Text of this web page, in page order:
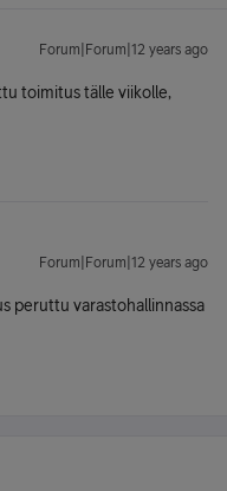
Forum|Forum|12 years ago
toimitus tälle viikolle,
Forum|Forum|12 years ago
peruttu varastohallinnassa